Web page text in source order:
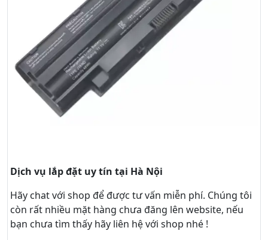
Dịch vụ lắp đặt uy tín tại Hà Nội
Hãy chatvới shop để được tư vấn miễn phí. Chúng tôi
còn rất nhiều mặt hàng chưa đăng lên website, nếu
bạn chưa tìm thấy hãy liên hệ với shop nhé !